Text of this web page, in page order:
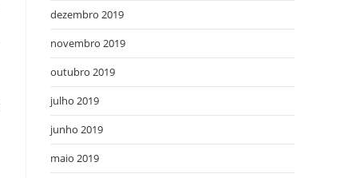
dezembro 2019
novembro 2019
outubro 2019
julho 2019
junho 2019
maio 2019